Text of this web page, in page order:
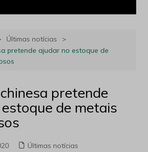
Últimas notícias
pretende ajudar no estoque de
pretende
de metais
Últimas notícias